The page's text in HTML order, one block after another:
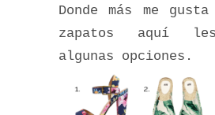
Donde más me
zapatos aquí
algunas opciones.